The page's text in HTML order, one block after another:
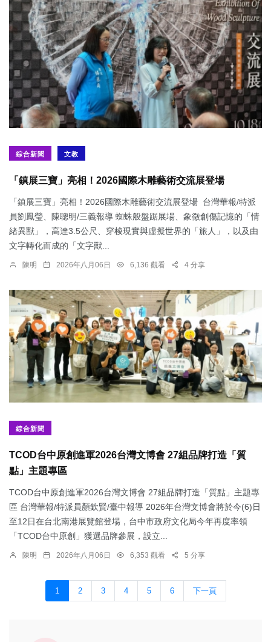
綜合新聞 文教
「鎮展三寶」亮相！2026國際木雕藝術交流展登場
「鎮展三寶」亮相！2026國際木雕藝術交流展登場 台灣華報/特派
員劉鳳瑩、陳聰明/三義報導 蜘蛛般盤踞展場、象徵創傷記憶的「情
緒異獸」，高達3.5公尺、穿梭現實與虛擬世界的「旅人」，以及由
文字轉化而成的「文字獸...
陳明 2026年八月06日 6,136 觀看 4 分享
綜合新聞
TCOD台中原創進軍2026台灣文博會 27組品牌打造「質
點」主題專區
TCOD台中原創進軍2026台灣文博會 27組品牌打造「質點」主題專
區 台灣華報/特派員顏欽賢/臺中報導 2026年台灣文博會將於今(6)日
至12日在台北南港展覽館登場，台中市政府文化局今年再度率領
「TCOD台中原創」獲選品牌參展，設立...
陳明 2026年八月06日 6,353 觀看 5 分享
1 2 3 4 5 6 下一頁